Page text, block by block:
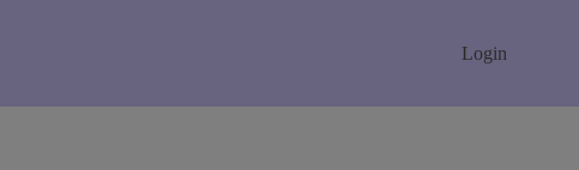
Login